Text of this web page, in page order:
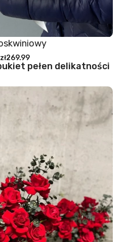
zł269.99
pełen delikatności